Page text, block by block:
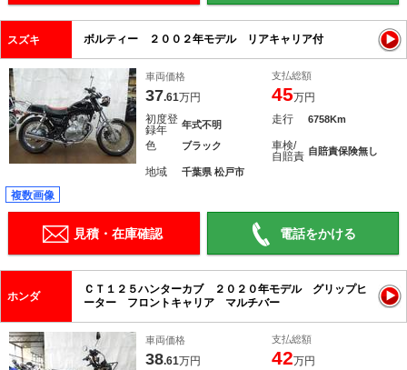
スズキ ボルティー ２００２年モデル リアキャリア付
車両価格
37.61万円
支払総額
45万円
初度登
録年
年式不明 走行 6758Km
色 ブラック
車検/
自賠責 自賠責保険無し
地域 千葉県 松戸市
複数画像
見積・在庫確認 電話をかける
ホンダ
ＣＴ１２５ハンターカブ ２０２０年モデル グリップヒ
ーター フロントキャリア マルチバー
車両価格
38.61万円
支払総額
42万円